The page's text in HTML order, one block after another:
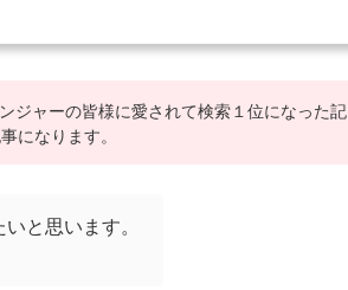
ジャーの皆様に愛されて検索１位になった記
になります。
と思います。